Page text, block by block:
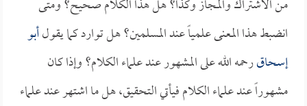
من الاشتراك والمجاز وكذا؟ هل هذا الكلام صحيح؟ ومتى
انضبط هذا المعنى علمياً عند المسلمين؟ هل توارد كما يقولأبو
إسحاقرحمه الله على المشهور عند علماء الكلام؟ وإذا كان
مشهوراً عند علماء الكلام فيأتي التحقيق، هل ما اشتهر عند علماء